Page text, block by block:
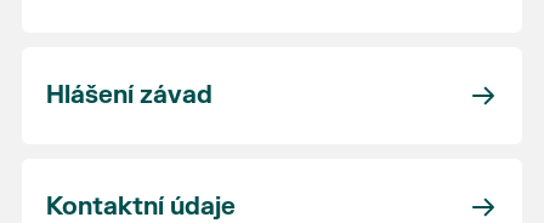
Hlášení závad
Kontaktní údaje